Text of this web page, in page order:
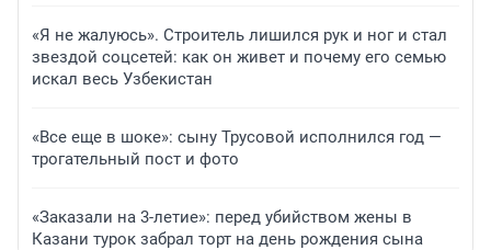
«Я не жалуюсь». Строитель лишился рук и ног и стал
звездой соцсетей: как он живет и почему его семью
искал весь Узбекистан
«Все еще в шоке»: сыну Трусовой исполнился год —
трогательный пост и фото
«Заказали на 3-летие»: перед убийством жены в
Казани турок забрал торт на день рождения сына